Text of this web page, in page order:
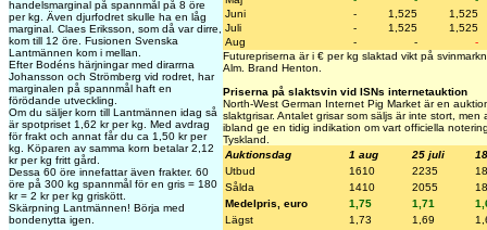
handelsmarginal på spannmål på 8 öre
per kg. Även djurfodret skulle ha en låg
marginal. Claes Eriksson, som då var dirre,
kom till 12 öre. Fusionen Svenska
Lantmännen kom i mellan.
Efter Bodéns härjningar med dirarrna
Johansson och Strömberg vid rodret, har
marginalen på spannmål haft en
förödande utveckling.
Om du säljer korn till Lantmännen idag så
är spotpriset 1,62 kr per kg. Med avdrag
för frakt och annat får du ca 1,50 kr per
kg. Köparen av samma korn betalar 2,12
kr per kg fritt gård.
Dessa 60 öre innefattar även frakter. 60
öre på 300 kg spannmål för en gris = 180
kr = 2 kr per kg griskött.
Skärpning Lantmännen! Börja med
bondenytta igen.
Juni
- 1,525
1,525
Juli
- 1,525
1,525
Aug
- -
-
Futurepriserna är i € per kg slaktad vikt på
Alm. Brand Henton.
Priserna på slaktsvin vid ISNs internetauktion
North-West German Internet Pig Market är en
slaktgrisar. Antalet grisar som säljs är inte stort, men
ibland ge en tidig indikation om vart officiella
Tyskland.
Auktionsdag
1 aug 25 juli
Utbud
1610 2235
Sålda
1410 2055
Medelpris, euro
1,75 1,71
Lägst
1,73 1,69